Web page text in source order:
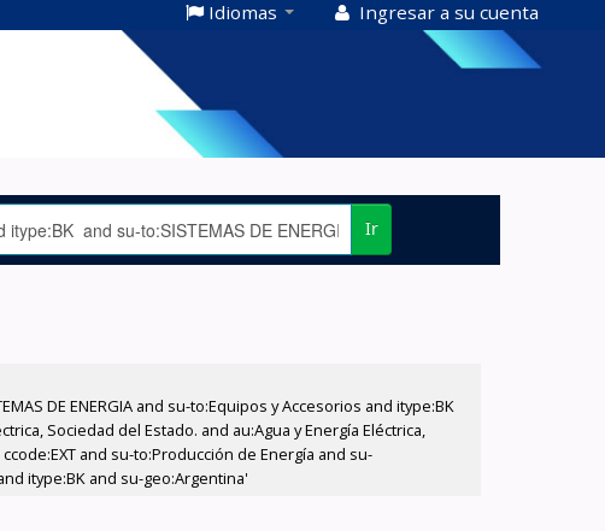
Idiomas Ingresar a su cuenta
Ir
DE ENERGIA and su-to:Equipos y Accesorios and itype:BK
Sociedad del Estado. and au:Agua y Energía Eléctrica,
and su-to:Producción de Energía and su-
itype:BK and su-geo:Argentina'